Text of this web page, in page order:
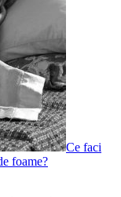
Ce faci
foame?